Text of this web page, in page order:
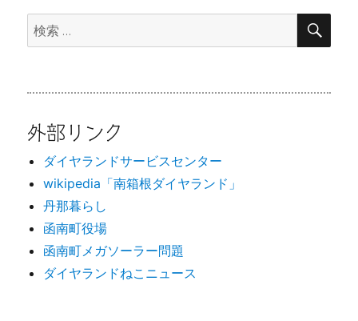
検
索:
検
外部リンク
ダイヤランドサービスセンター
wikipedia「南箱根ダイヤランド」
丹那暮らし
函南町役場
函南町メガソーラー問題
ダイヤランドねこニュース